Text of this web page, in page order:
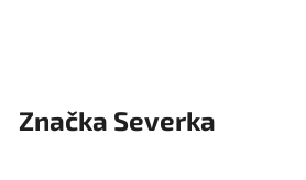
Značka Severka